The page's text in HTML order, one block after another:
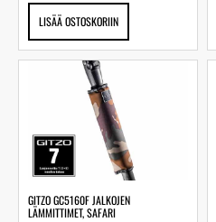
LISÄÄ OSTOSKORIIN
GITZO GC5160F JALKOJEN
LÄMMITTIMET, SAFARI